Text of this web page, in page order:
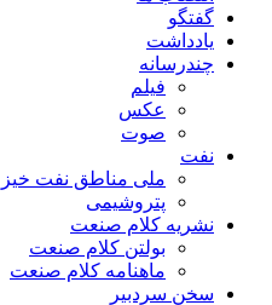
گفتگو
یادداشت
چندرسانه
فیلم
عکس
صوت
نفت
ملی مناطق نفت خیز
پتروشیمی
نشریه کلام صنعت
بولتن کلام صنعت
ماهنامه کلام صنعت
سخن سردبیر